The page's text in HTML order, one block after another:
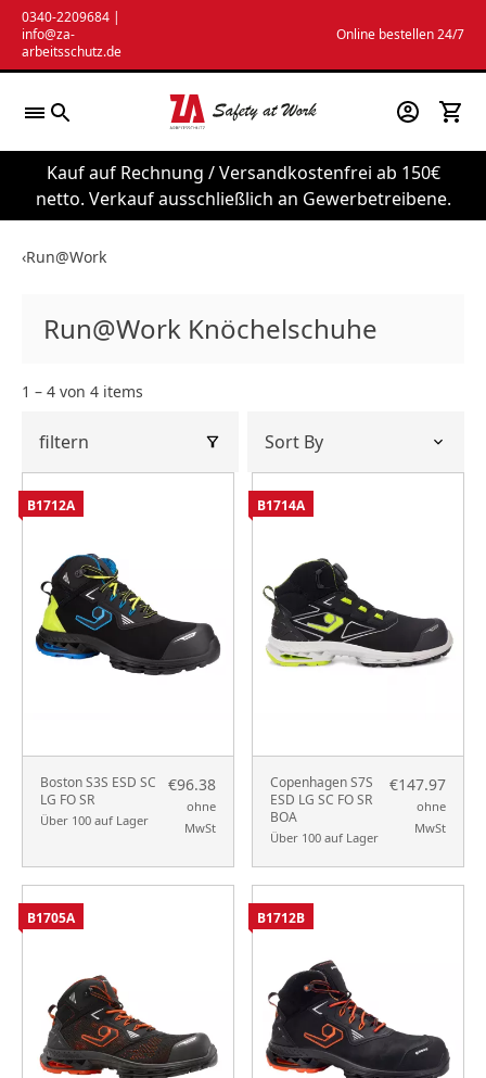
Zum
Inhalt
springen
0340-2209684 |
info@za-
arbeitsschutz.de
Online bestellen 24/7
Kauf auf Rechnung / Versandkostenfrei ab 150€
netto. Verkauf ausschließlich an Gewerbetreibene.
‹Run@Work
Run@Work Knöchelschuhe
1 – 4 von 4 items
filtern
Boston S3S ESD SC
LG FO SR
Über 100 auf Lager
€96.38
ohne
MwSt
B1712A
Copenhagen S7S
ESD LG SC FO SR
BOA
Über 100 auf Lager
€147.97
ohne
MwSt
B1714A
B1705A B1712B